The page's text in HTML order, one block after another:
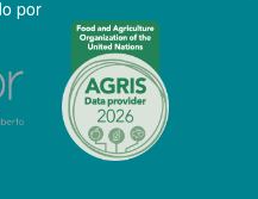
por